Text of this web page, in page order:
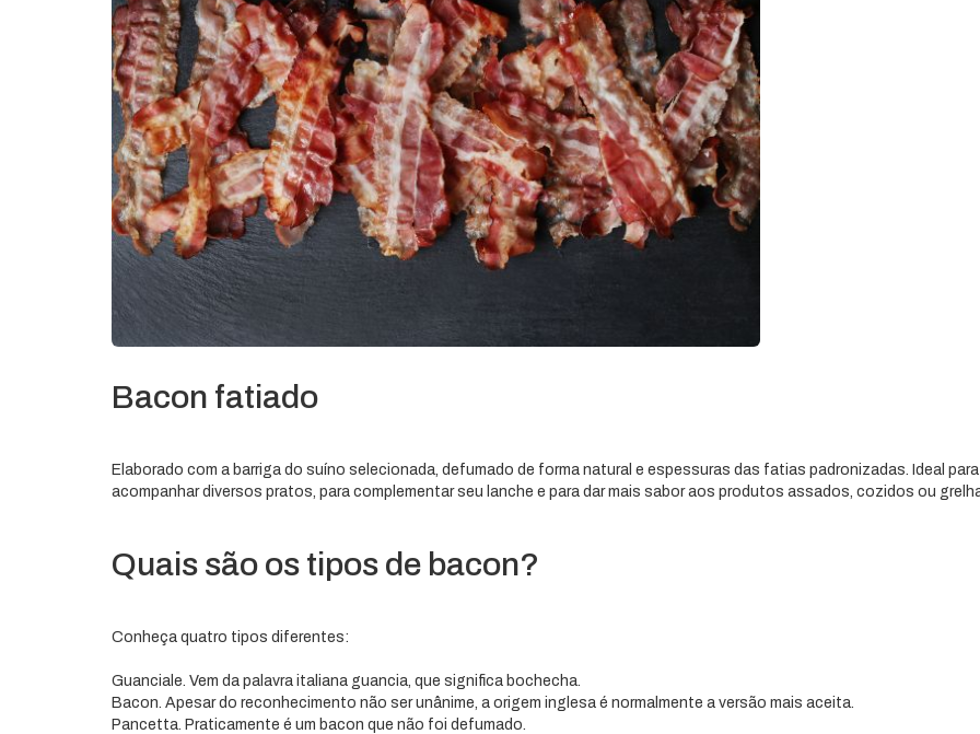
Bacon fatiado
Elaborado com a barriga do suíno selecionada, defumado de forma natural e espessuras das fatias padronizadas. Ideal para
acompanhar diversos pratos, para complementar seu lanche e para dar mais sabor aos produtos assados, cozidos ou
Quais são os tipos de bacon?
Conheça quatro tipos diferentes:
Guanciale. Vem da palavra italiana guancia, que significa bochecha.
Bacon. Apesar do reconhecimento não ser unânime, a origem inglesa é normalmente a versão mais aceita.
Pancetta. Praticamente é um bacon que não foi defumado.